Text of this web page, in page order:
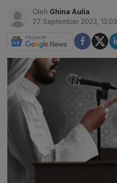
Oleh Ghina Aulia
27 September 2023, 13:03